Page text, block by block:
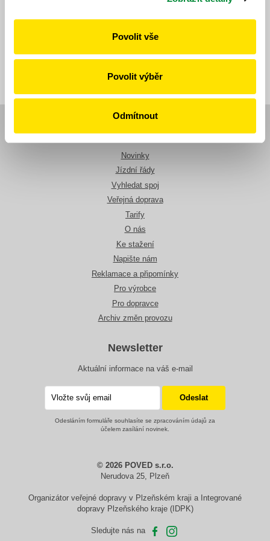
Povolit vše
Povolit výběr
Odmítnout
26. 9. 2025
Navigace
Novinky
Jízdní řády
Vyhledat spoj
Veřejná doprava
Tarify
O nás
Ke stažení
Napište nám
Reklamace a připomínky
Pro výrobce
Pro dopravce
Archiv změn provozu
Newsletter
Aktuální informace na váš e-mail
Odesláním formuláře souhlasíte se zpracováním údajů za
účelem zasílání novinek.
© 2026 POVED s.r.o.
Nerudova 25, Plzeň
Organizátor veřejné dopravy v Plzeňském kraji a Integrované
dopravy Plzeňského kraje (IDPK)
Sledujte nás na